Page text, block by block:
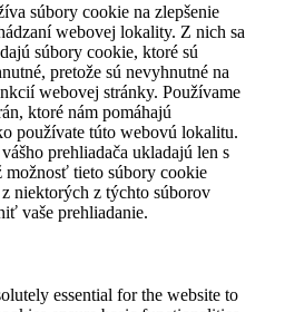
súbory cookie na zlepšenie
webovej lokality. Z nich sa
súbory cookie, ktoré sú
pretože sú nevyhnutné na
webovej stránky. Používame
ktoré nám pomáhajú
používate túto webovú lokalitu.
prehliadača ukladajú len s
možnosť tieto súbory cookie
niektorých z týchto súborov
vaše prehliadanie.
essential for the website to